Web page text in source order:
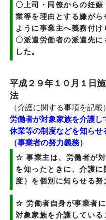
〇上司・同僚からの妊
業等を理由とする嫌が
ように事業主へ義務付け
〇派遣労働者の派遣先に
した。
平成２９年１０月１日
法
（介護に関する事項を記載）
労働者が対象家族を介護
休業等の制度などを知らせ
（事業者の努力義務）
☆ 事業主は、労働者が
を知ったときに、介護に
度）を個別に知らせる努
☆ 労働者自身が事業者に
対象家族を介護してい